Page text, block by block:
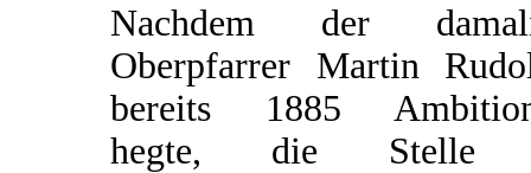
Nachdem der
Oberpfarrer Martin
bereits 1885
hegte, die Stelle